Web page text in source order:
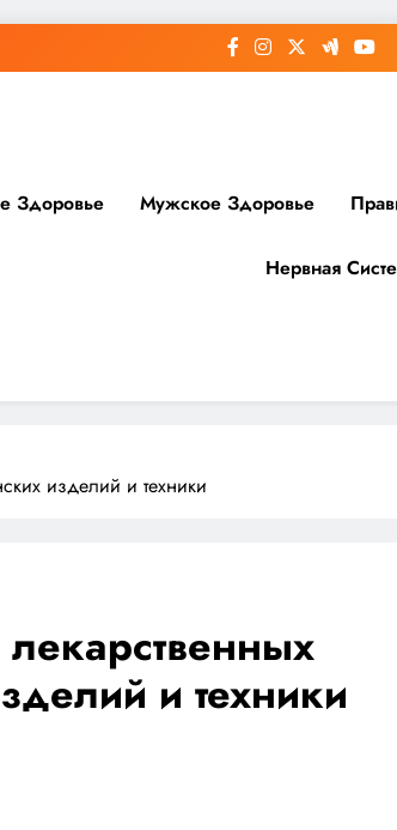
Здоровье Мужское Здоровье
Нервная
изделий и техники
и техники